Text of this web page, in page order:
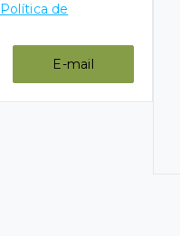
Política de
E-mail